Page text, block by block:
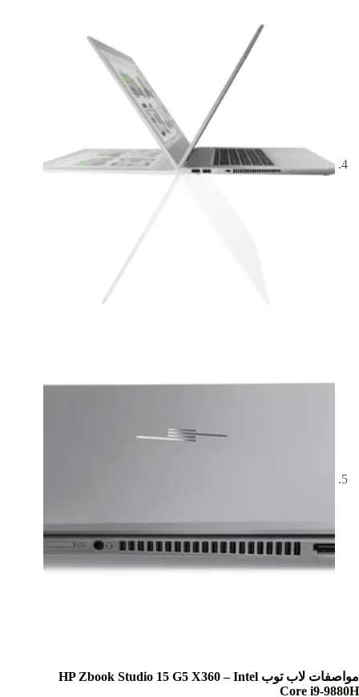
مواصفات لاب توب HP Zbook Studio 15 G5 X360 – Intel
Core i9-9880H